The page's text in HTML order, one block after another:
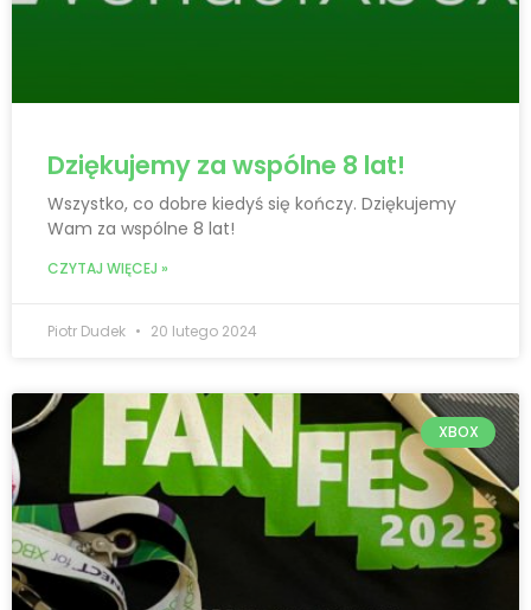
Dziękujemy za wspólne 8 lat!
Wszystko, co dobre kiedyś się kończy. Dziękujemy
Wam za wspólne 8 lat!
CZYTAJ WIĘCEJ »
Piotr Dudek 20 lutego 2024
XBOX